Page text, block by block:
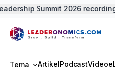
Summit 2026
Tema ArtikelPodcastVideo